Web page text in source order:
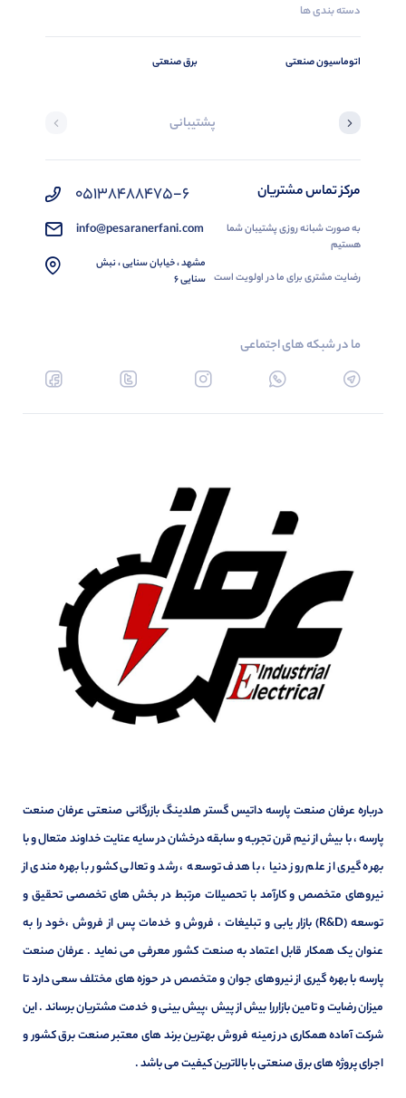
دسته بندی ها
اتوماسیون صنعتی برق صنعتی
پشتیبانی
مرکز تماس مشتریان
به صورت شبانه روزی پشتیبان شما
هستیم
رضایت مشتری برای ما در اولویت است
05138488475-6
info@pesaranerfani.com
مشهد ، خیابان سنایی ، نبش
سنایی 6
ما در شبکه های اجتماعی
درباره عرفان صنعت پارسه داتیس گستر هلدینگ بازرگانی صنعتی عرفان صنعت
پارسه ، با بیش از نیم قرن تجربه و سابقه درخشان در سایه عنایت خداوند متعال و با
بهره گیری از علم روز دنیا ، با هدف توسعه ، رشد و تعالی کشور با بهره مندی از
نیروهای متخصص و کارآمد با تحصیلات مرتبط در بخش های تخصصی تحقیق و
توسعه (R&D) بازار یابی و تبلیغات ، فروش و خدمات پس از فروش ،خود را به
عنوان یک همکار قابل اعتماد به صنعت کشور معرفی می نماید . عرفان صنعت
پارسه با بهره گیری از نیروهای جوان و متخصص در حوزه های مختلف سعی دارد تا
میزان رضایت و تامین بازاررا بیش از پیش ،پیش بینی و خدمت مشتریان برساند . این
شرکت آماده همکاری در زمینه فروش بهترین برند های معتبر صنعت برق کشور و
اجرای پروژه های برق صنعتی با بالاترین کیفیت می باشد .